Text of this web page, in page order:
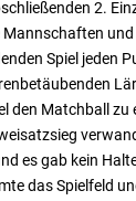
2.
Spiel jeden
den Matchball zu
es gab kein
das Spielfeld